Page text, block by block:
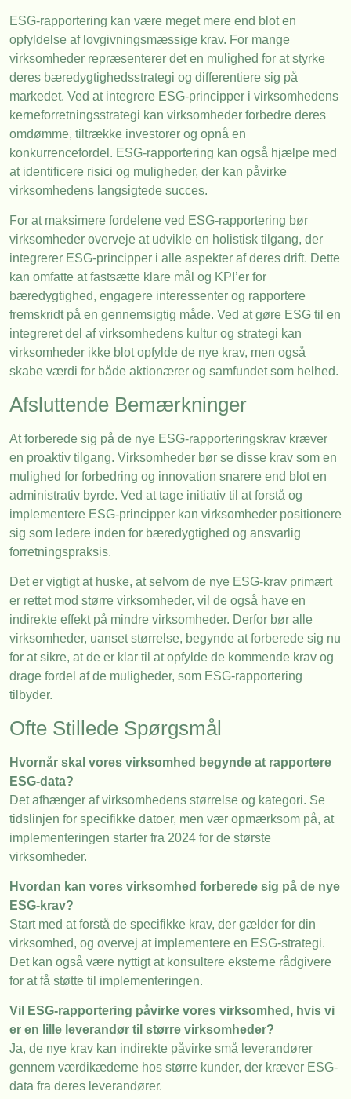
ESG-rapportering kan være meget mere end blot en
opfyldelse af lovgivningsmæssige krav. For mange
virksomheder repræsenterer det en mulighed for at styrke
deres bæredygtighedsstrategi og differentiere sig på
markedet. Ved at integrere ESG-principper i virksomhedens
kerneforretningsstrategi kan virksomheder forbedre deres
omdømme, tiltrække investorer og opnå en
konkurrencefordel. ESG-rapportering kan også hjælpe med
at identificere risici og muligheder, der kan påvirke
virksomhedens langsigtede succes.
For at maksimere fordelene ved ESG-rapportering bør
virksomheder overveje at udvikle en holistisk tilgang, der
integrerer ESG-principper i alle aspekter af deres drift. Dette
kan omfatte at fastsætte klare mål og KPI’er for
bæredygtighed, engagere interessenter og rapportere
fremskridt på en gennemsigtig måde. Ved at gøre ESG til en
integreret del af virksomhedens kultur og strategi kan
virksomheder ikke blot opfylde de nye krav, men også
skabe værdi for både aktionærer og samfundet som helhed.
Afsluttende Bemærkninger
At forberede sig på de nye ESG-rapporteringskrav kræver
en proaktiv tilgang. Virksomheder bør se disse krav som en
mulighed for forbedring og innovation snarere end blot en
administrativ byrde. Ved at tage initiativ til at forstå og
implementere ESG-principper kan virksomheder positionere
sig som ledere inden for bæredygtighed og ansvarlig
forretningspraksis.
Det er vigtigt at huske, at selvom de nye ESG-krav primært
er rettet mod større virksomheder, vil de også have en
indirekte effekt på mindre virksomheder. Derfor bør alle
virksomheder, uanset størrelse, begynde at forberede sig nu
for at sikre, at de er klar til at opfylde de kommende krav og
drage fordel af de muligheder, som ESG-rapportering
tilbyder.
Ofte Stillede Spørgsmål
Hvornår skal vores virksomhed begynde at rapportere
ESG-data?
Det afhænger af virksomhedens størrelse og kategori. Se
tidslinjen for specifikke datoer, men vær opmærksom på, at
implementeringen starter fra 2024 for de største
virksomheder.
Hvordan kan vores virksomhed forberede sig på de nye
ESG-krav?
Start med at forstå de specifikke krav, der gælder for din
virksomhed, og overvej at implementere en ESG-strategi.
Det kan også være nyttigt at konsultere eksterne rådgivere
for at få støtte til implementeringen.
Vil ESG-rapportering påvirke vores virksomhed, hvis vi
er en lille leverandør til større virksomheder?
Ja, de nye krav kan indirekte påvirke små leverandører
gennem værdikæderne hos større kunder, der kræver ESG-
data fra deres leverandører.